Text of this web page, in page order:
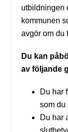
utbildningen
kommunen
avgör om du
Du kan
av följande
Du har
som du
Du har